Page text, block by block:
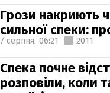
Грози накриють
сильної спеки:
7 серпня, 06:21 2011
Спека почне
розповіли, коли